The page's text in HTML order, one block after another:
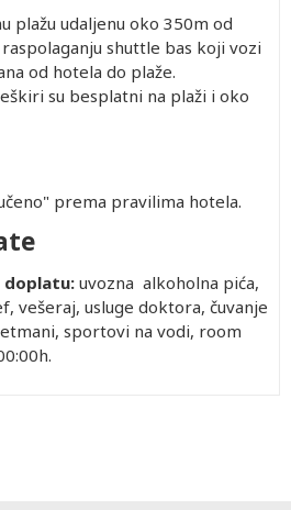
plažu udaljenu oko 350m od
shuttle bas koji vozi
od hotela do plaže.
su besplatni na plaži i oko
prema pravilima hotela.
doplatu: uvozna alkoholna pića,
vešeraj, usluge doktora, čuvanje
sportovi na vodi, room